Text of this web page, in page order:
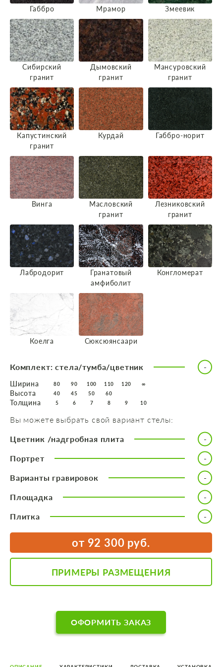
Габбро Мрамор Змеевик
Сибирский
гранит
Дымовский
гранит
Мансуровский
гранит
Капустинский
гранит
Курдай Габбро-норит
Винга
Масловский
гранит
Лезниковский
гранит
Лабродорит
Гранатовый
амфиболит
Конгломерат
Коелга Сюксюянсаари
Комплект: стела/тумба/цветник
Ширина 80 90 100 110 120 ∞
Высота 40 45 50 60
Толщина 5 6 7 8 9 10
Вы можете выбрать свой вариант стелы:
Цветник /надгробная плита
Портрет
Варианты гравировок
Площадка
Плитка
от 92 300 руб.
ПРИМЕРЫ РАЗМЕЩЕНИЯ
ОФОРМИТЬ ЗАКАЗ